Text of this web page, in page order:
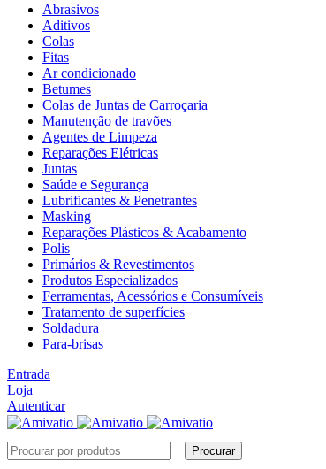
Abrasivos
Aditivos
Colas
Fitas
Ar condicionado
Betumes
Colas de Juntas de Carroçaria
Manutenção de travões
Agentes de Limpeza
Reparações Elétricas
Juntas
Saúde e Segurança
Lubrificantes & Penetrantes
Masking
Reparações Plásticos & Acabamento
Polis
Primários & Revestimentos
Produtos Especializados
Ferramentas, Acessórios e Consumíveis
Tratamento de superfícies
Soldadura
Para-brisas
Entrada
Loja
Autenticar